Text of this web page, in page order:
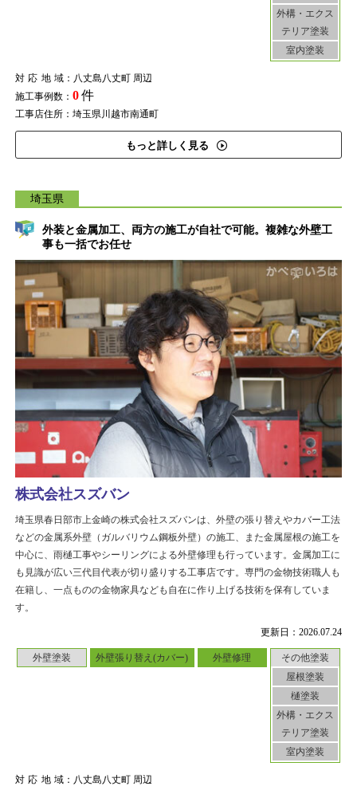
外構・エクス
テリア塗装
室内塗装
対応地域：八丈島八丈町 周辺
施工事例数： 0件
工事店住所：埼玉県川越市南通町
もっと詳しく見る
埼玉県
外装と金属加工、両方の施工が自社で可能。複雑な外壁工
事も一括でお任せ
更新日：2026.07.24
外壁塗装 外壁張り替え(カバー) 外壁修理
その他塗装
屋根塗装
樋塗装
外構・エクス
テリア塗装
室内塗装
対応地域：八丈島八丈町 周辺
株式会社スズバン
埼玉県春日部市上金崎の株式会社スズバンは、外壁の張り替えやカバー工法
などの金属系外壁（ガルバリウム鋼板外壁）の施工、また金属屋根の施工を
中心に、雨樋工事やシーリングによる外壁修理も行っています。金属加工に
も見識が広い三代目代表が切り盛りする工事店です。専門の金物技術職人も
在籍し、一点ものの金物家具なども自在に作り上げる技術を保有していま
す。